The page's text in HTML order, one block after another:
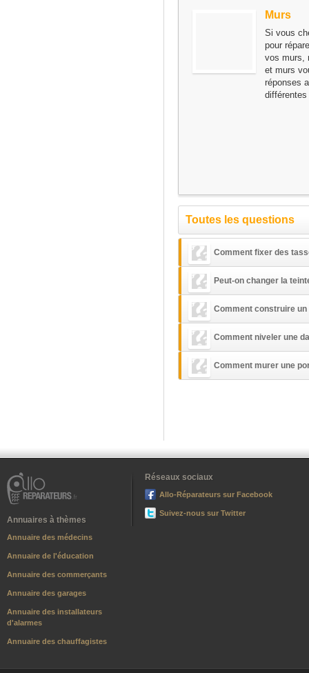
Murs
Si vous
pour
vos murs,
et murs
réponses
Toutes les questions
Comment fixer des
Peut-on changer la
Comment construire
Comment niveler une
Comment murer une
Annuaires à thèmes
Annuaire des médecins
Annuaire de l'éducation
Annuaire des commerçants
Annuaire des garages
Annuaire des installateurs
d'alarmes
Annuaire des chauffagistes
Réseaux sociaux
Allo-Réparateurs sur Facebook
Suivez-nous sur Twitter